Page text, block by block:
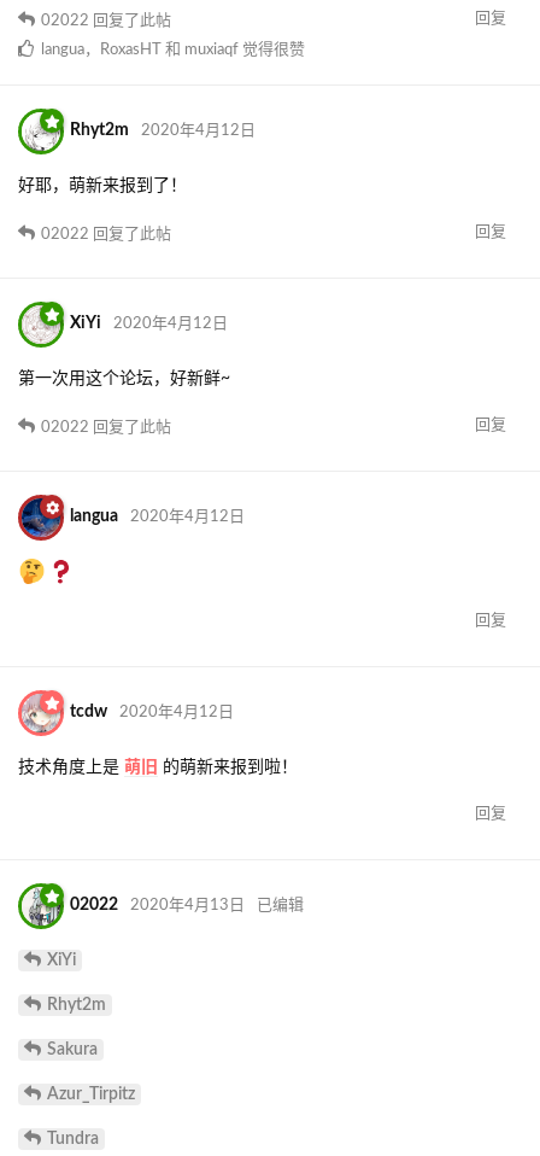
回复
02022 回复了此帖
langua， RoxasHT 和 muxiaqf 觉得很赞
Rhyt2m 2020年4月12日
好耶，萌新来报到了！
回复
02022 回复了此帖
XiYi 2020年4月12日
第一次用这个论坛，好新鲜~
回复
02022 回复了此帖
langua 2020年4月12日
回复
tcdw 2020年4月12日
技术角度上是 萌旧 的萌新来报到啦！
回复
02022 2020年4月13日 已编辑
XiYi
Rhyt2m
Sakura
Azur_Tirpitz
Tundra